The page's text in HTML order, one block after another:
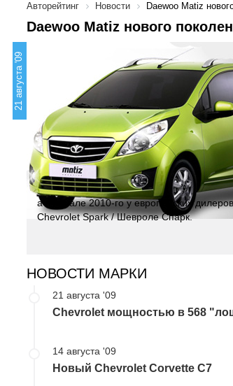
Авторейтинг Новости Daewoo Matiz
Daewoo Matiz нового
21 августа '09
а в начале 2010-го у европейских
Chevrolet Spark / Шевроле Спарк.
НОВОСТИ МАРКИ
21 августа '09
Chevrolet мощностью в 568
14 августа '09
Новый Chevrolet Corvette C7